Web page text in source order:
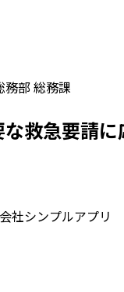
務部 総務課
救急要請
社シンプルアプリ